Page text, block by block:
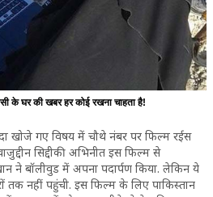
के घर की खबर हर कोई रखना चाहता है!
खोजे गए विषय में चौथे नंबर पर फिल्म रईस
सिद्दीकी अभिनीत इस फिल्म से
ने बॉलीवुड में अपना पदार्पण किया. लेकिन ये
तक नहीं पहुंची. इस फिल्म के लिए पाकिस्तान